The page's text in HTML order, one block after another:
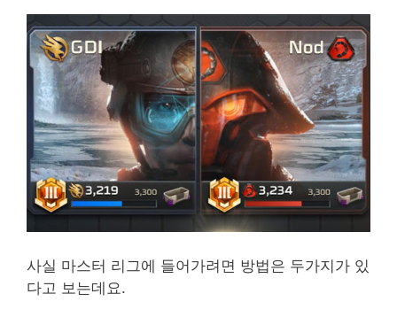
사실 마스터 리그에 들어가려면 방법은 두가지가 있
다고 보는데요.